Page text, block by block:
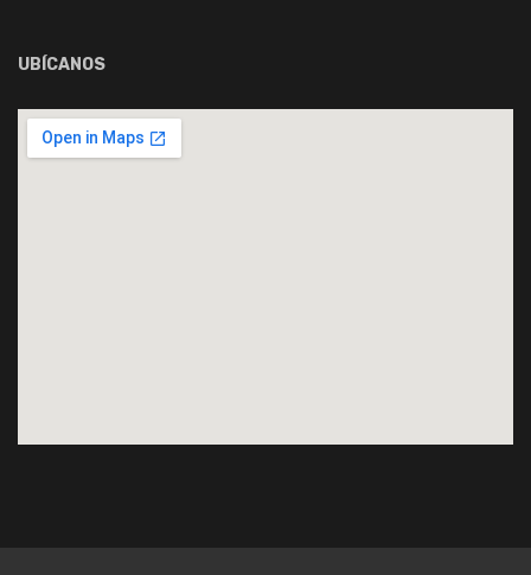
UBÍCANOS